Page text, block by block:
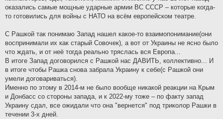
оказались самые мощные ударные армии ВС СССР – которые когда-
то готовились для войны с НАТО на всём европейском театре.
С Рашкой так понимаю Запад нашел какое-то взаимопонимание(они
воспринимали их как старый Совочек), а вот от Украины не ясно было
что ждать, и от неё тогда реально тряслась вся Европа...
В итоге Запад договорился с Рашкой нас ДАВИТЬ, коллективно... И
в итоге чтобы Рашка снова забрала Украину к себе(с Рашкой они
умели договариваться).
Именно по этому в 2014-м не было вообще никакой реакции на Крым
и Донбасс со стороны запада, и к 2022-му тоже – по факту запад
Украину сдал, все ожидали что она "вернется" под триколор Рашки в
течении 3-х дней.